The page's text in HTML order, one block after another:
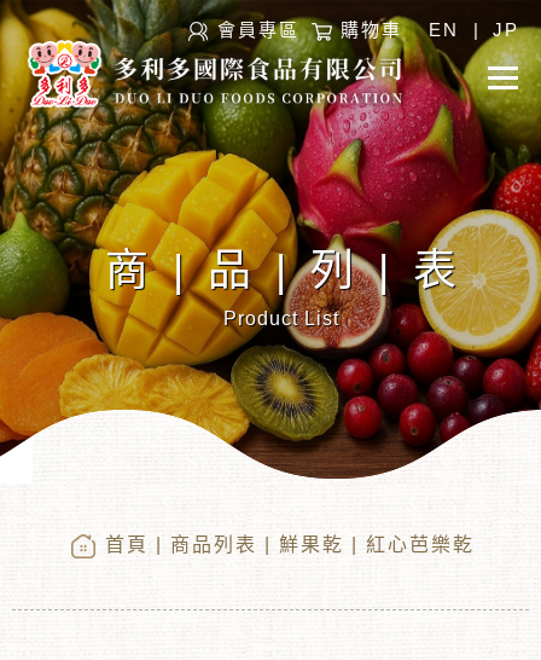
會員專區 購物車 EN JP
商|品|列|表
Product List
首頁 商品列表 鮮果乾 | 紅心芭樂乾